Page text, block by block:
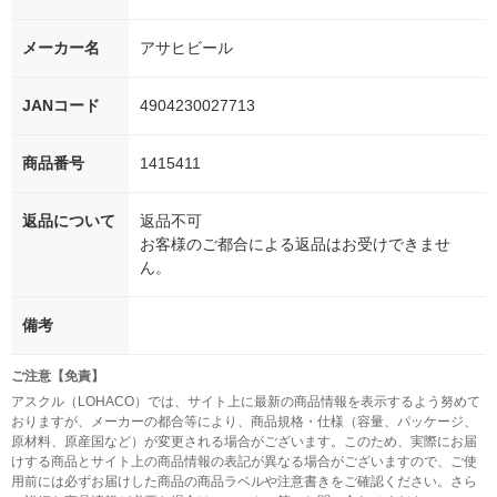
メーカー名 アサヒビール
JANコード 4904230027713
商品番号 1415411
返品について
返品不可
お客様のご都合による返品はお受けできませ
ん。
備考
ご注意【免責】
アスクル（LOHACO）では、サイト上に最新の商品情報を表示するよう努めて
おりますが、メーカーの都合等により、商品規格・仕様（容量、パッケージ、
原材料、原産国など）が変更される場合がございます。このため、実際にお届
けする商品とサイト上の商品情報の表記が異なる場合がございますので、ご使
用前には必ずお届けした商品の商品ラベルや注意書きをご確認ください。さら